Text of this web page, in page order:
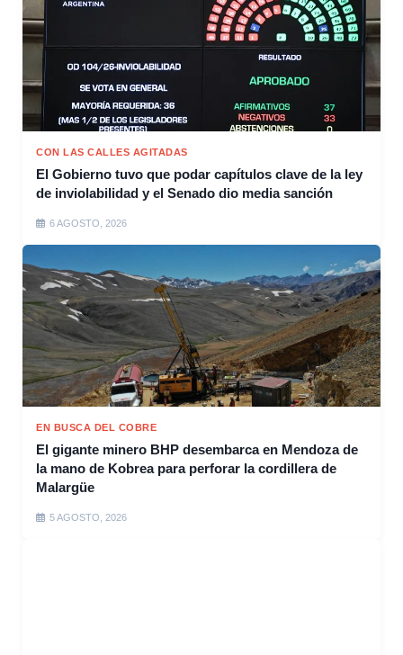
CON LAS CALLES AGITADAS
El Gobierno tuvo que podar capítulos clave de la ley
de inviolabilidad y el Senado dio media sanción
6 AGOSTO, 2026
EN BUSCA DEL COBRE
El gigante minero BHP desembarca en Mendoza de
la mano de Kobrea para perforar la cordillera de
Malargüe
5 AGOSTO, 2026